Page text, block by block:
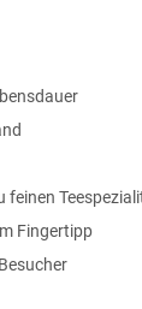
feinen
Fingertipp